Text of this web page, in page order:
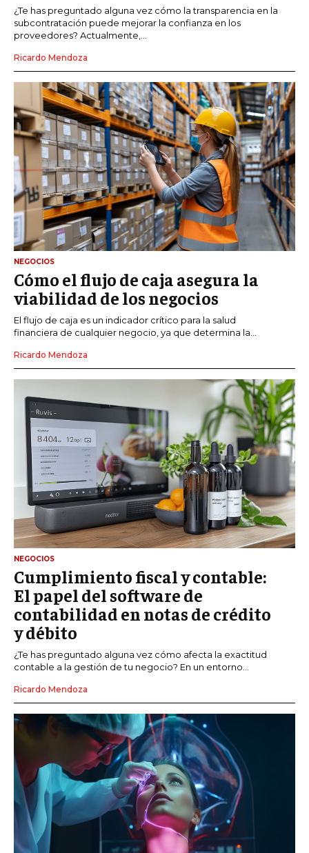
¿Te has preguntado alguna vez cómo la transparencia en la
subcontratación puede mejorar la confianza en los
proveedores? Actualmente,...
Ricardo Mendoza
NEGOCIOS
Cómo el flujo de caja asegura la
viabilidad de los negocios
El flujo de caja es un indicador crítico para la salud
financiera de cualquier negocio, ya que determina la...
Ricardo Mendoza
NEGOCIOS
Cumplimiento fiscal y contable:
El papel del software de
contabilidad en notas de crédito
y débito
¿Te has preguntado alguna vez cómo afecta la exactitud
contable a la gestión de tu negocio? En un entorno...
Ricardo Mendoza